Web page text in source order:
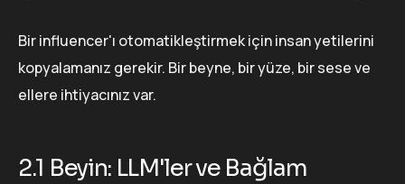
Bir influencer'ı otomatikleştirmek için insan yetilerini
kopyalamanız gerekir. Bir beyne, bir yüze, bir sese ve
ellere ihtiyacınız var.
2.1 Beyin: LLM'ler ve Bağlam